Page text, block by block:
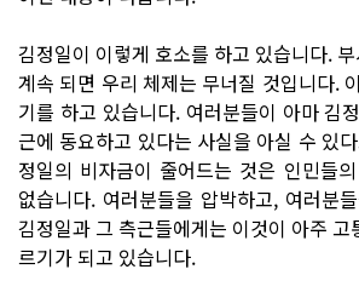
김정일이 이렇게 호소를 하고 있습니다.
계속 되면 우리 체제는 무너질 것입니다.
기를 하고 있습니다. 여러분들이 아마 김
근에 동요하고 있다는 사실을 아실 수 있
정일의 비자금이 줄어드는 것은 인민들
없습니다. 여러분들을 압박하고, 여러분
김정일과 그 측근들에게는 이것이 아주 고
르기가 되고 있습니다.